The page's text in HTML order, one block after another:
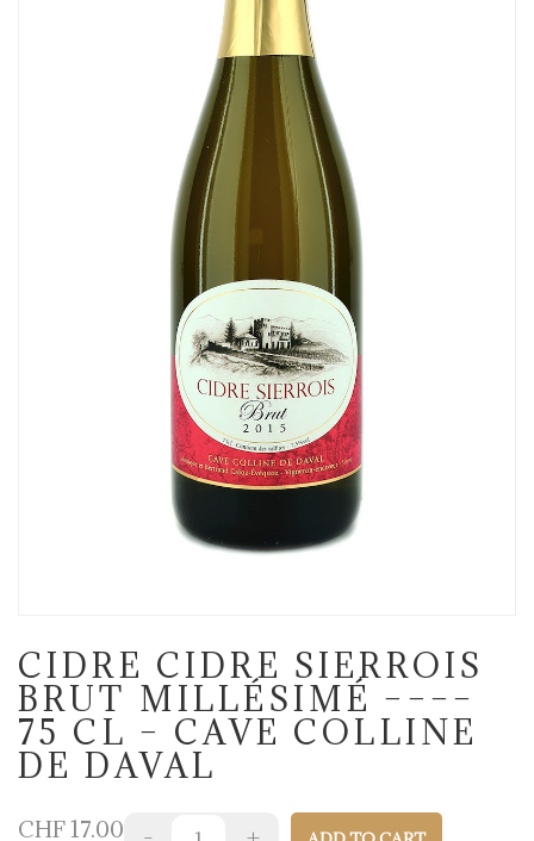
CIDRE CIDRE SIERROIS
BRUT MILLÉSIMÉ ––––
75 CL – CAVE COLLINE
DE DAVAL
CHF17.00